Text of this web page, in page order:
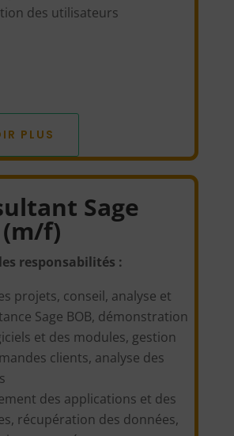
des utilisateurs
PLUS
Sage
(m/f)
responsabilités :
projets, conseil, analyse et
Sage BOB, démonstration
et des modules, gestion
clients, analyse des
des applications et des
récupération des données,